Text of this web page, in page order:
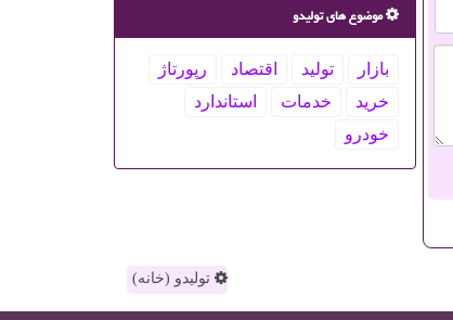
موضوع های تولیدو
بازار تولید اقتصاد
رپورتاژ
خرید
خدمات
استاندارد
خودرو
تولیدو (خانه)